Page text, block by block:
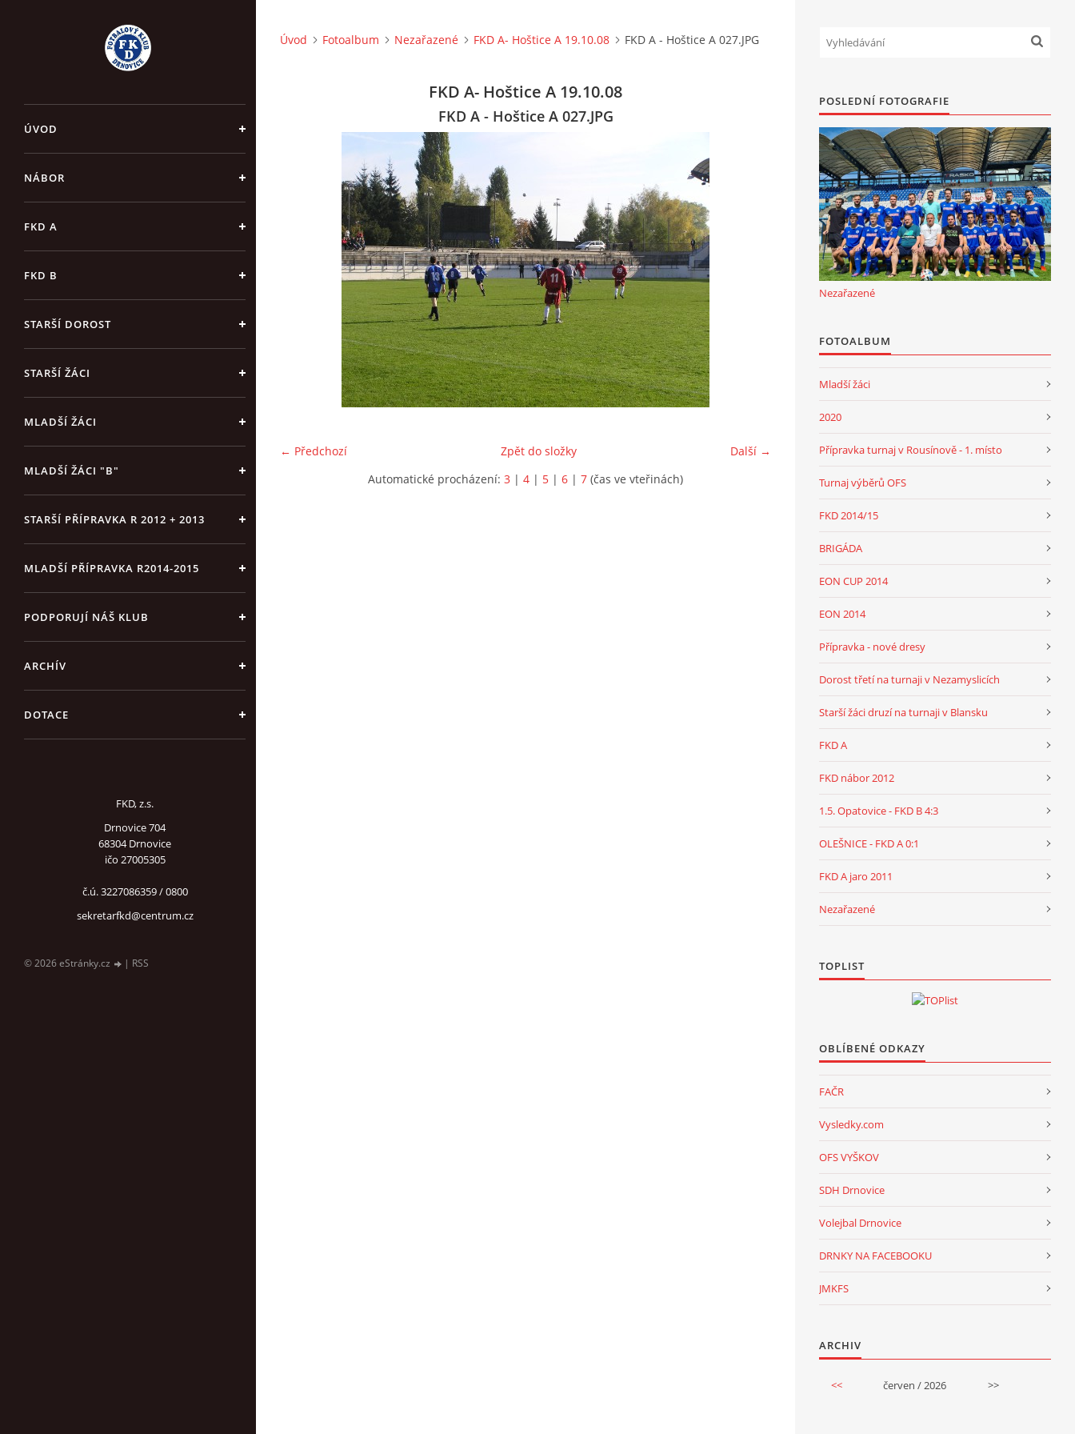
ÚVOD
NÁBOR
FKD A
FKD B
STARŠÍ DOROST
STARŠÍ ŽÁCI
MLADŠÍ ŽÁCI
MLADŠÍ ŽÁCI "B"
STARŠÍ PŘÍPRAVKA R 2012 + 2013
MLADŠÍ PŘÍPRAVKA R2014-2015
PODPORUJÍ NÁŠ KLUB
ARCHÍV
DOTACE
FKD, z.s.
Drnovice 704
68304 Drnovice
ičo 27005305
č.ú. 3227086359 / 0800
sekretarfkd@centrum.cz
© 2026 eStránky.cz | RSS
Úvod Fotoalbum Nezařazené FKD A- Hoštice A 19.10.08 FKD A - Hoštice A 027.JPG
FKD A- Hoštice A 19.10.08
FKD A - Hoštice A 027.JPG
← Předchozí Další →
Zpět do složky
Automatické procházení: 3 | 4 | 5 | 6 | 7 (čas ve vteřinách)
POSLEDNÍ FOTOGRAFIE
Nezařazené
FOTOALBUM
Mladší žáci
2020
Přípravka turnaj v Rousínově - 1. místo
Turnaj výběrů OFS
FKD 2014/15
BRIGÁDA
EON CUP 2014
EON 2014
Přípravka - nové dresy
Dorost třetí na turnaji v Nezamyslicích
Starší žáci druzí na turnaji v Blansku
FKD A
FKD nábor 2012
1.5. Opatovice - FKD B 4:3
OLEŠNICE - FKD A 0:1
FKD A jaro 2011
Nezařazené
TOPLIST
OBLÍBENÉ ODKAZY
FAČR
Vysledky.com
OFS VYŠKOV
SDH Drnovice
Volejbal Drnovice
DRNKY NA FACEBOOKU
JMKFS
ARCHIV
<< červen / 2026 >>